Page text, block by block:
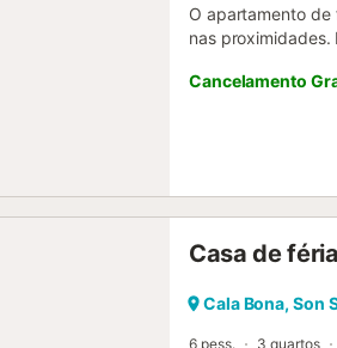
O apartamento de
nas
pessoas. As
Além disso, este
poucos metros
Cancelamento
Casa de
Cala Bona, Son
6 pess. 3 quartos